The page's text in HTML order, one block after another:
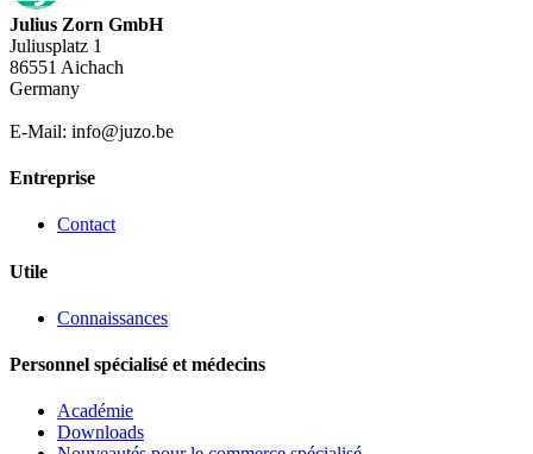
Julius Zorn GmbH
Juliusplatz 1
86551 Aichach
Germany
E-Mail: info@juzo.be
Entreprise
Contact
Utile
Connaissances
Personnel spécialisé et médecins
Académie
Downloads